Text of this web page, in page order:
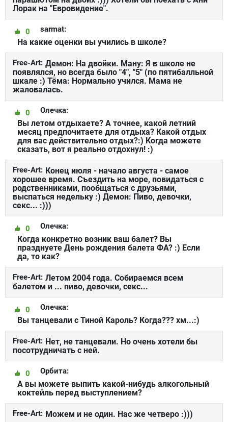
Лорак на "Евровидение".
sarmat:
0
На какие оценки вы учились в школе?
Free-Art: Демон: На двойки. Ману: Я в школе не
появлялся, но всегда было "4", "5" (по пятибалльной
шкале :) Тёма: Нормально учился. Мама не
жаловалась.
Олечка:
0
Вы летом отдыхаете? А точнее, какой летний
месяц предпочитаете для отдыха? Какой отдых
для вас действительно отдых?:) Когда можете
сказать, вот я реально отдохнул! :)
Free-Art: Конец июля - начало августа - самое
хорошее время. Съездить на море, повидаться с
родственниками, пообщаться с друзьями,
выспаться недельку :) Демон: Пиво, девочки,
секс... :)))
Олечка:
0
Когда конкретно возник ваш балет? Вы
празднуете День рождения балета ФА? :) Если
да, то как?
Free-Art: Летом 2004 года. Собираемся всем
балетом и ... пиво, девочки, секс...
Олечка:
0
Вы танцевали с Тиной Кароль? Когда??? хм...:)
Free-Art: Нет, не танцевали. Но очень хотели бы
посотрудничать с ней.
Орбита:
0
А вы можете выпить какой-нибудь алкогольный
коктейль перед выступлением?
Free-Art: Можем и не один. Нас же четверо :)))